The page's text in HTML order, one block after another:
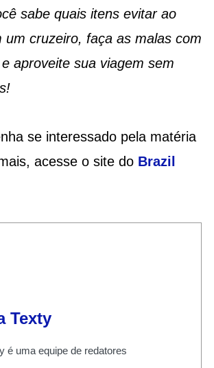
sabe quais itens evitar ao
um cruzeiro, faça as malas com
aproveite sua viagem sem
se interessado pela matéria
acesse o site do Brazil
Texty
é uma equipe de redatores